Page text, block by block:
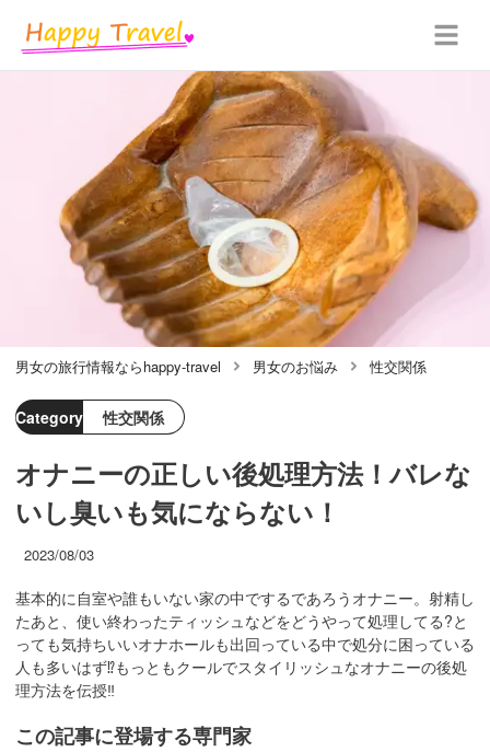
男女の旅行情報ならhappy-travel 男女のお悩み 性交関係
Category 性交関係
オナニーの正しい後処理方法！バレな
いし臭いも気にならない！
2023/08/03
基本的に自室や誰もいない家の中でするであろうオナニー。射精し
たあと、使い終わったティッシュなどをどうやって処理してる?と
っても気持ちいいオナホールも出回っている中で処分に困っている
人も多いはず⁉︎もっともクールでスタイリッシュなオナニーの後処
理方法を伝授‼︎
この記事に登場する専門家